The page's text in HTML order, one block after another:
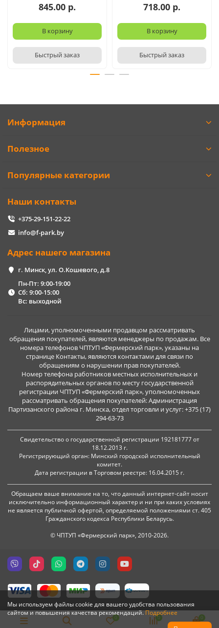
845.00 р.
В корзину
Быстрый заказ
718.00 р.
В корзину
Быстрый заказ
Мы используем файлы cookie для вашего удобства пользования
сайтом и повышения качества рекомендаций.Подробнее
Информация
Полезное
Популярные категории
Наши контакты
+375-29-151-22-22
info@f-park.by
Адрес нашего магазина
г. Минск, ул. О.Кошевого, д.8
Пн-Пт: 9:00-19:00
Сб: 9:00-15:00
Вс: выходной
Лицами, уполномоченными продавцом рассматривать
обращения покупателей, являются менеджеры по продажам. Все
номера телефонов ЧПТУП «Фермерский парк», указаны на
странице Контакты, являются контактами для связи по
обращениям о нарушении прав покупателей.
Номер телефона работников местных исполнительных и
распорядительных органов по месту государственной
регистрации ЧПТУП «Фермерский парк», уполномоченных
рассматривать обращения покупателей: Администрация
Партизанского района г. Минска, отдел торговли и услуг: +375 (17)
294-63-73
Свидетельство о государственной регистрации 192181777 от
18.12.2013 г.
Регистрирующий орган: Минский городской исполнительный
комитет.
Дата регистрации в Торговом реестре: 16.04.2015 г.
Обращаем ваше внимание на то, что данный интернет-сайт носит
исключительно информационный характер и ни при каких условиях
не является публичной офертой, определяемой положениями ст. 405
Гражданского кодекса Республики Беларусь.
© ЧПТУП «Фермерский парк», 2010-2026.
0 0 0